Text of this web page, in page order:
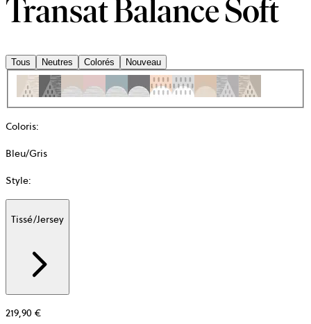
Transat Balance Soft
Tous Neutres Colorés Nouveau
Coloris:
Bleu/Gris
Style:
Tissé/Jersey
219,90 €